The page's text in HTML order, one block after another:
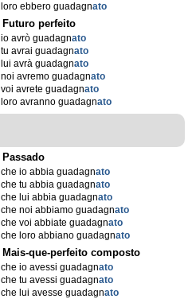
loro ebbero guadagnato
Futuro perfeito
io avrò guadagnato
tu avrai guadagnato
lui avrà guadagnato
noi avremo guadagnato
voi avrete guadagnato
loro avranno guadagnato
Passado
che io abbia guadagnato
che tu abbia guadagnato
che lui abbia guadagnato
che noi abbiamo guadagnato
che voi abbiate guadagnato
che loro abbiano guadagnato
Mais-que-perfeito composto
che io avessi guadagnato
che tu avessi guadagnato
che lui avesse guadagnato